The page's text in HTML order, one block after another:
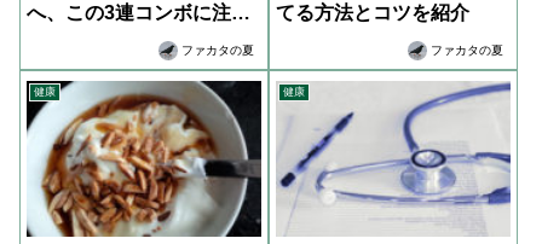
へ、この3連コンボに注
ファカタの夏
てる方法とコツを紹介
ファカタの夏
健康 健康